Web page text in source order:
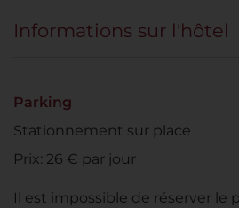
Informations sur l'hôtel
Parking
Stationnement sur place
Prix: 26 € par jour
Il est impossible de réserver le